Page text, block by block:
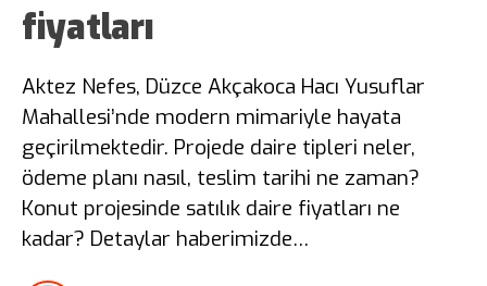
fiyatları
Aktez Nefes, Düzce Akçakoca Hacı Yusuflar
Mahallesi’nde modern mimariyle hayata
geçirilmektedir. Projede daire tipleri neler,
ödeme planı nasıl, teslim tarihi ne zaman?
Konut projesinde satılık daire fiyatları ne
kadar? Detaylar haberimizde…